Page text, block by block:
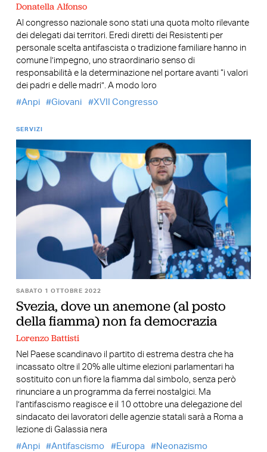
Donatella Alfonso
Al congresso nazionale sono stati una quota molto rilevante
dei delegati dai territori. Eredi diretti dei Resistenti per
personale scelta antifascista o tradizione familiare hanno in
comune l’impegno, uno straordinario senso di
responsabilità e la determinazione nel portare avanti “i valori
dei padri e delle madri”. A modo loro
Anpi
Giovani XVII Congresso
SERVIZI
SABATO 1 OTTOBRE 2022
Svezia, dove un anemone (al posto
della fiamma) non fa democrazia
Lorenzo Battisti
Nel Paese scandinavo il partito di estrema destra che ha
incassato oltre il 20% alle ultime elezioni parlamentari ha
sostituito con un fiore la fiamma dal simbolo, senza però
rinunciare a un programma da ferrei nostalgici. Ma
l’antifascismo reagisce e il 10 ottobre una delegazione del
sindacato dei lavoratori delle agenzie statali sarà a Roma a
lezione di Galassia nera
Anpi
Antifascismo Europa Neonazismo